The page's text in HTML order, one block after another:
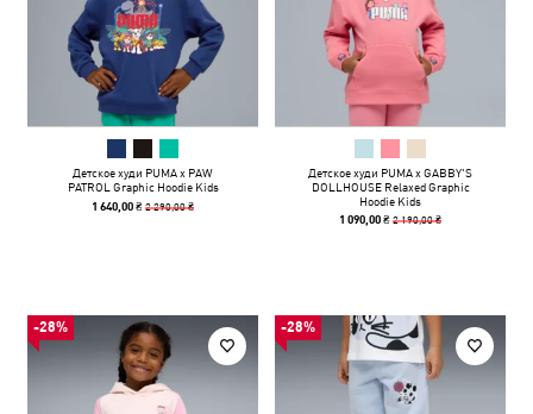
Детское худи PUMA x PAW
PATROL Graphic Hoodie Kids
1 640,00 ₴2 290,00 ₴
Детское худи PUMA x GABBY'S
DOLLHOUSE Relaxed Graphic
Hoodie Kids
1 090,00 ₴2 190,00 ₴
-28% -28%